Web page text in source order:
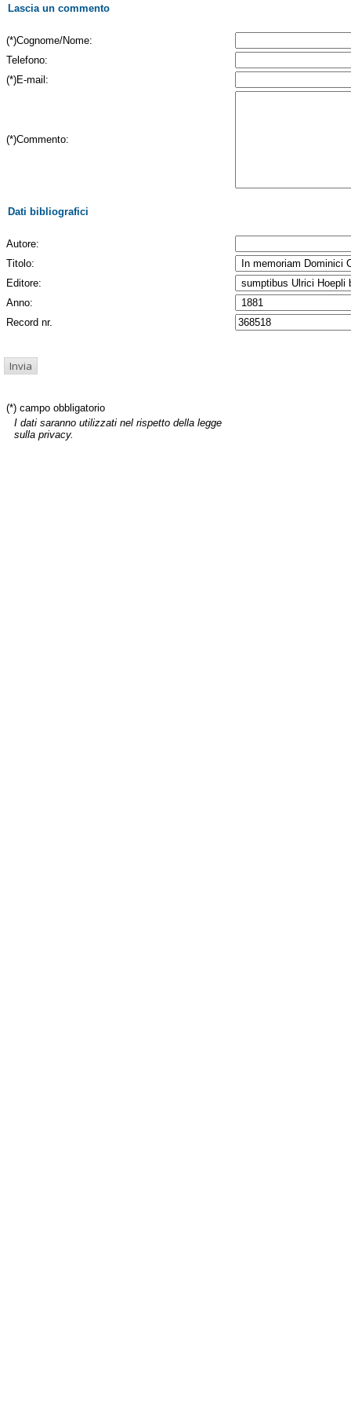
Lascia un commento
(*)Cognome/Nome:
Telefono:
(*)E-mail:
(*)Commento:
Dati bibliografici
Autore:
Titolo:
Editore:
Anno:
Record nr.
(*) campo obbligatorio
I dati saranno utilizzati nel rispetto della legge
sulla privacy.